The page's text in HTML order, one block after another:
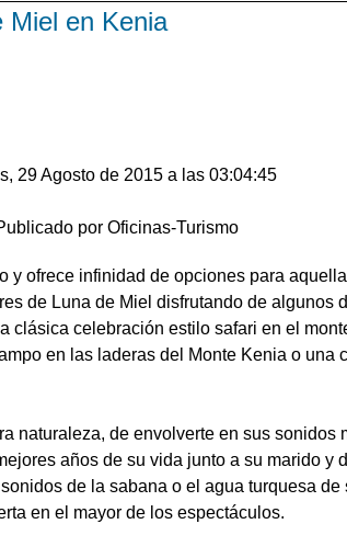
Miel en Kenia
29 Agosto de 2015 a las 03:04:45
por Oficinas-Turismo
y ofrece infinidad de opciones para
de Luna de Miel disfrutando de algunos
clásica celebración estilo safari en el
en las laderas del Monte Kenia o una
naturaleza, de envolverte en sus
años de su vida junto a su marido y
de la sabana o el agua turquesa
en el mayor de los espectáculos.